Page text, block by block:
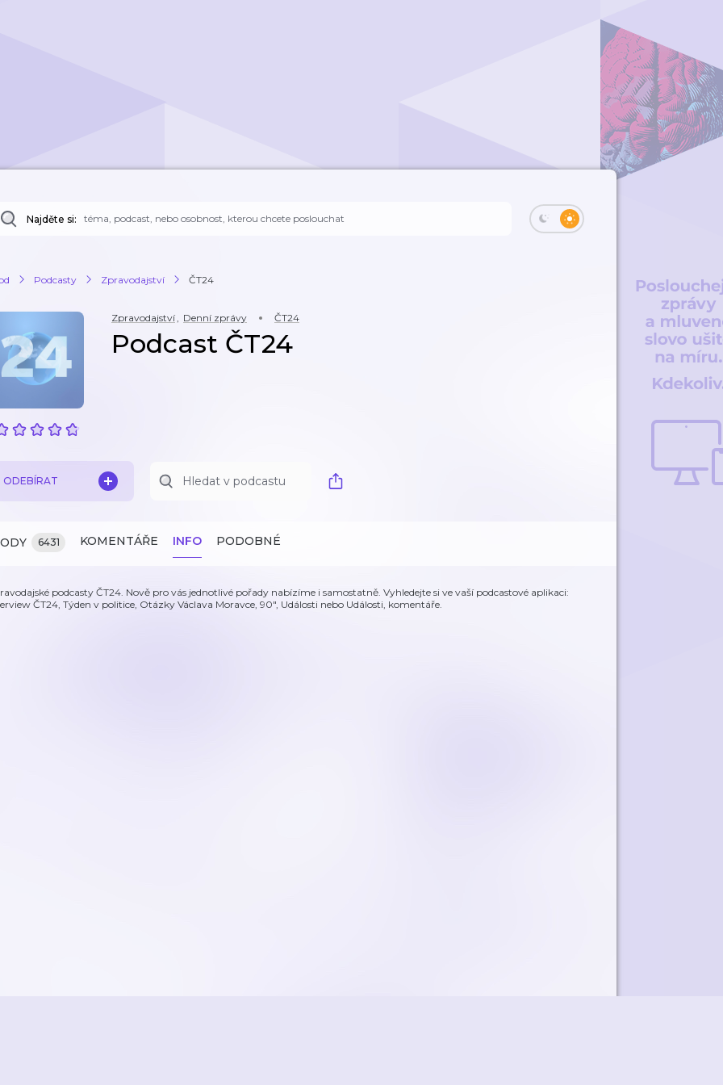
Najděte si:
Podcasty Zpravodajství ČT24
Zpravodajství, Denní zprávy ČT24
Podcast ČT24
ODEBÍRAT
6431 KOMENTÁŘE INFO PODOBNÉ
podcasty ČT24. Nově pro vás jednotlivé pořady nabízíme i samostatně. Vyhledejte si ve vaší podcastové aplikaci:
ČT24, Týden v politice, Otázky Václava Moravce, 90", Události nebo Události, komentáře.